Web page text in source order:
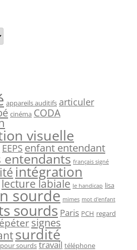
appareils auditifs articuler
cinéma CODA
visuelle
EEPS enfant entendant
entendants français signé
intégration
lecture labiale le handicap lisa
sourde mimes mot d'enfant
sourds Paris PCH regard
signes
surdité
sourds travail téléphone